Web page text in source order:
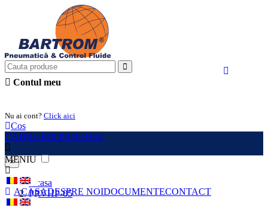
Contul meu
Nu ai cont? Click aici
Cos
CATEGORII PRODUSE
MENIU
ACASADESPRE NOIDOCUMENTECONTACT
×
Acasa
PRVHP-05